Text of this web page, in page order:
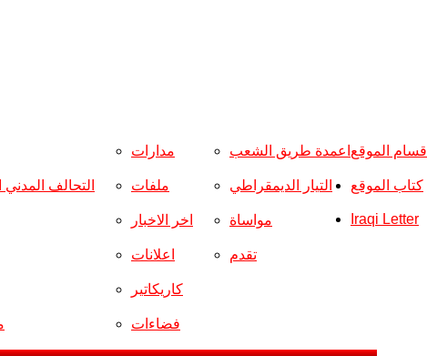
اقسام الموقع
التحالف
مدارات
ملفات
اخر الاخبار
اعلانات
كاريكاتير
فضاءات
اعمدة طريق الشعب
التيار الديمقراطي
مواساة
تقدم
كتاب الموقع
Iraqi Letter